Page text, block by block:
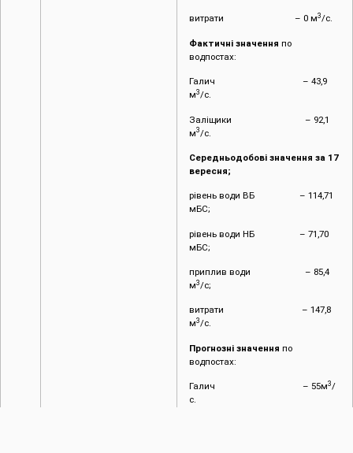
витрати – 0 м3/с.
Фактичні значення по
водпостах:
Галич – 43,9
м3/с.
Заліщики – 92,1
м3/с.
Середньодобові значення за 17
вересня;
рівень води ВБ – 114,71
мБС;
рівень води НБ – 71,70
мБС;
приплив води – 85,4
м3/с;
витрати – 147,8
м3/с.
Прогнозні значення по
водпостах:
Галич – 55м3/
с.